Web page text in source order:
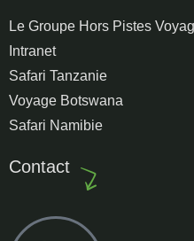
Le Groupe Hors Pistes
Intranet
Safari Tanzanie
Voyage Botswana
Safari Namibie
Contact